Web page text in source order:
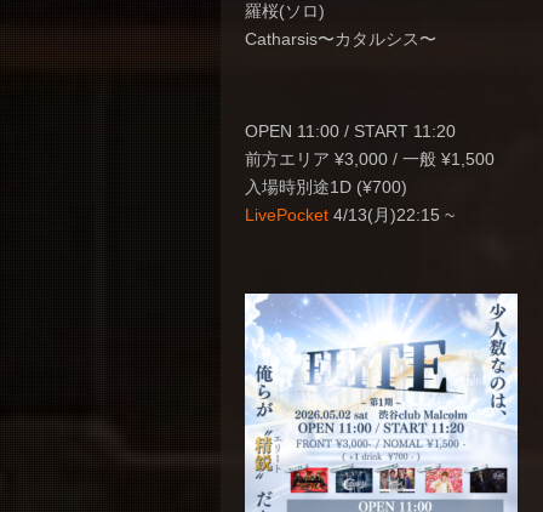
羅桜(ソロ)
Catharsis〜カタルシス〜
OPEN 11:00 / START 11:20
前方エリア ¥3,000 / 一般 ¥1,500
入場時別途1D (¥700)
LivePocket 4/13(月)22:15 ~